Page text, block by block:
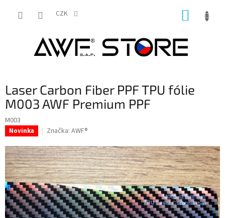
CZK
Laser Carbon Fiber PPF TPU fólie
M003 AWF Premium PPF
M003
Novinka Značka: AWF®